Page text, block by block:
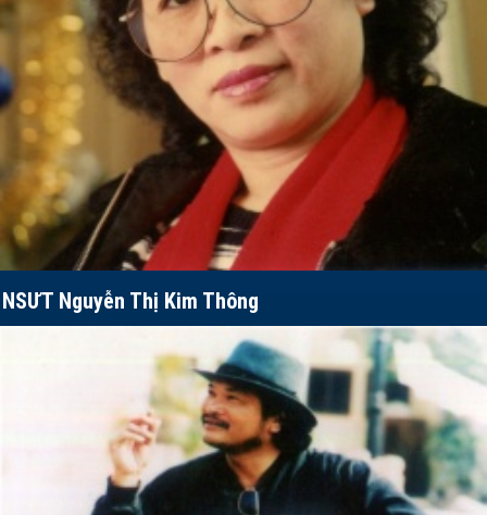
NSƯT Nguyễn Thị Kim Thông